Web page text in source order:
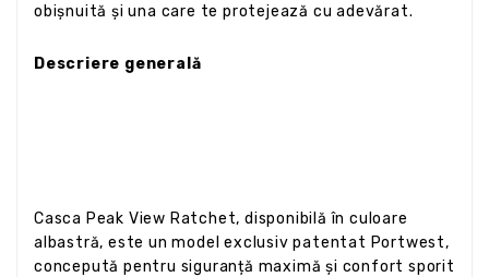
obișnuită și una care te protejează cu adevărat.
Descriere generală
Casca Peak View Ratchet, disponibilă în culoare
albastră, este un model exclusiv patentat Portwest,
concepută pentru siguranță maximă și confort sporit